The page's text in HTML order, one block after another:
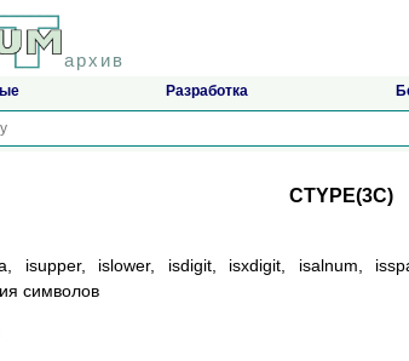
архив
Разработка
CTYPE(3C)
isupper, islower, isdigit, isxdigit, isalnum,
символов